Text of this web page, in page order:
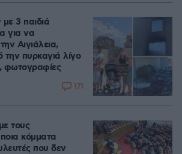
3 παιδιά
για να
Αιγιάλεια,
πυρκαγιά λίγο
φωτογραφίες
171
τους
κόμματα
που δεν